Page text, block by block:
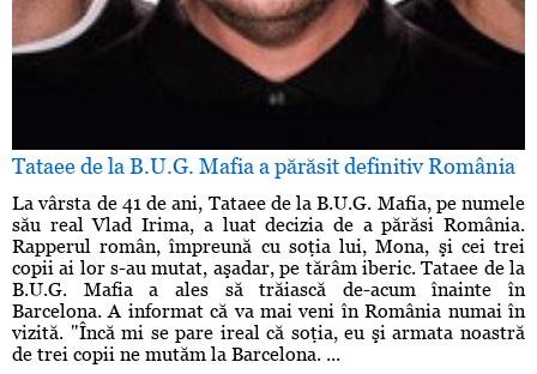
Tataee de la B.U.G. Mafia a părăsit definitiv România
La vârsta de 41 de ani, Tataee de la B.U.G. Mafia, pe numele
său real Vlad Irima, a luat decizia de a părăsi România.
Rapperul român, împreună cu soţia lui, Mona, şi cei trei
copii ai lor s-au mutat, aşadar, pe tărâm iberic. Tataee de la
B.U.G. Mafia a ales să trăiască de-acum înainte în
Barcelona. A informat că va mai veni în România numai în
vizită. "Încă mi se pare ireal că soţia, eu şi armata noastră
de trei copii ne mutăm la Barcelona. ...